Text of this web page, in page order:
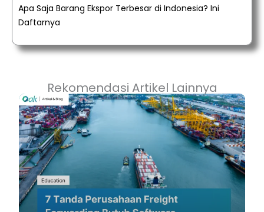
Apa Saja Barang Ekspor Terbesar di Indonesia? Ini
Daftarnya
Rekomendasi Artikel Lainnya